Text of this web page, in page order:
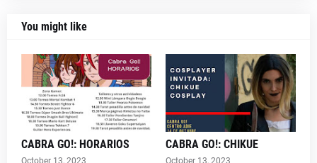
You might like
CABRA GO!: HORARIOS
October 13, 2023
CABRA GO!: CHIKUE
October 13, 2023